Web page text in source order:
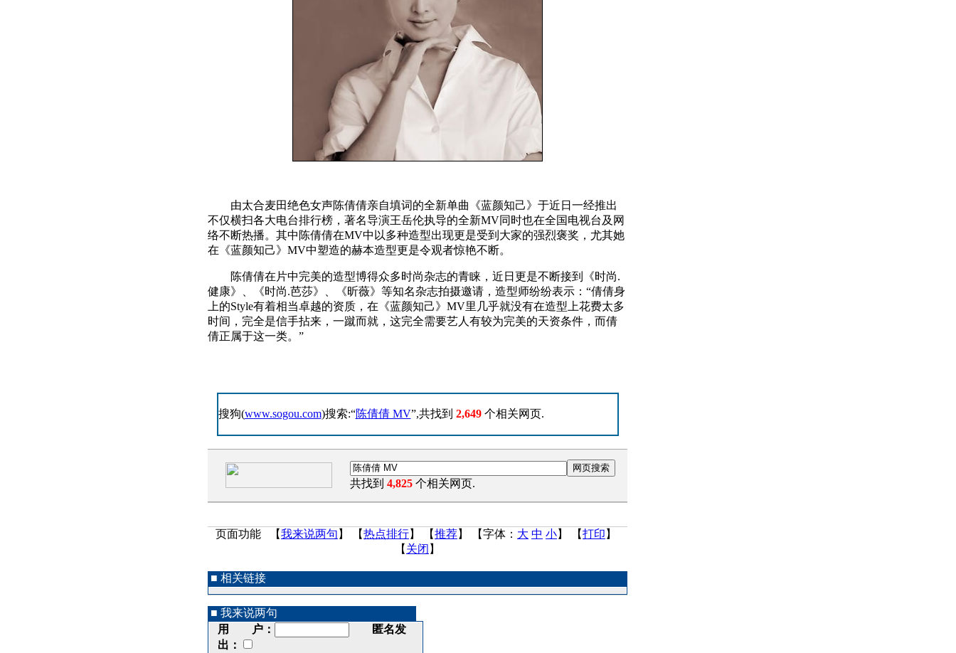
由太合麦田绝色女声陈倩倩亲自填词的全新单曲《蓝颜知己》于近日一经推出
不仅横扫各大电台排行榜，著名导演王岳伦执导的全新MV同时也在全国电视台及网
络不断热播。其中陈倩倩在MV中以多种造型出现更是受到大家的强烈褒奖，尤其她
在《蓝颜知己》MV中塑造的赫本造型更是令观者惊艳不断。
陈倩倩在片中完美的造型博得众多时尚杂志的青睐，近日更是不断接到《时尚.
健康》、《时尚.芭莎》、《昕薇》等知名杂志拍摄邀请，造型师纷纷表示：“倩倩身
上的Style有着相当卓越的资质，在《蓝颜知己》MV里几乎就没有在造型上花费太多
时间，完全是信手拈来，一蹴而就，这完全需要艺人有较为完美的天资条件，而倩
倩正属于这一类。”
搜狗(www.sogou.com)搜索:“陈倩倩 MV”,共找到 2,649 个相关网页.
共找到 4,825 个相关网页.
页面功能 【我来说两句 】 【热点排行】 【推荐】 【字体： 大 中 小】 【打印 】
【 关闭 】
■ 相关链接
■ 我来说两句
用 户：
匿名发
出：